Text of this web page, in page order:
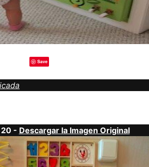
Save
20 - Descargar la Imagen Original